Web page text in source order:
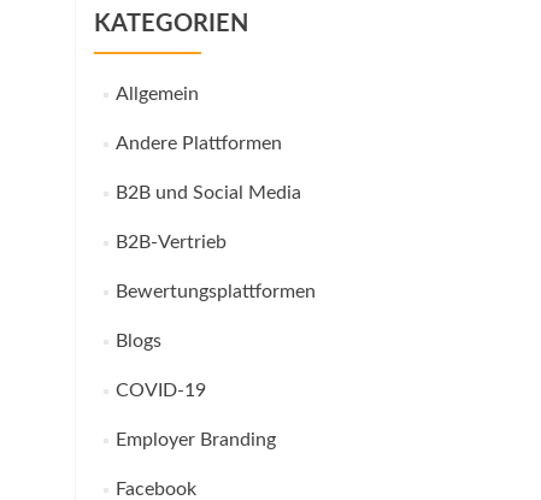
KATEGORIEN
Allgemein
Andere Plattformen
B2B und Social Media
B2B-Vertrieb
Bewertungsplattformen
Blogs
COVID-19
Employer Branding
Facebook